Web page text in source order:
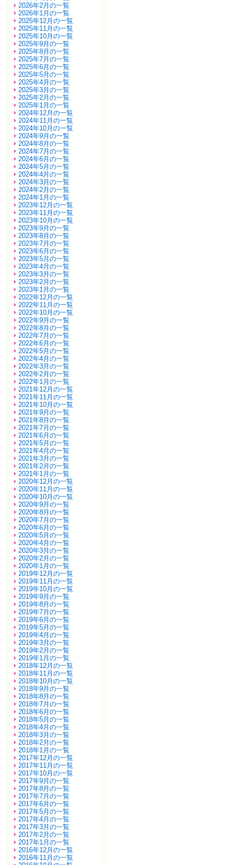
2026年2月の一覧
2026年1月の一覧
2025年12月の一覧
2025年11月の一覧
2025年10月の一覧
2025年9月の一覧
2025年8月の一覧
2025年7月の一覧
2025年6月の一覧
2025年5月の一覧
2025年4月の一覧
2025年3月の一覧
2025年2月の一覧
2025年1月の一覧
2024年12月の一覧
2024年11月の一覧
2024年10月の一覧
2024年9月の一覧
2024年8月の一覧
2024年7月の一覧
2024年6月の一覧
2024年5月の一覧
2024年4月の一覧
2024年3月の一覧
2024年2月の一覧
2024年1月の一覧
2023年12月の一覧
2023年11月の一覧
2023年10月の一覧
2023年9月の一覧
2023年8月の一覧
2023年7月の一覧
2023年6月の一覧
2023年5月の一覧
2023年4月の一覧
2023年3月の一覧
2023年2月の一覧
2023年1月の一覧
2022年12月の一覧
2022年11月の一覧
2022年10月の一覧
2022年9月の一覧
2022年8月の一覧
2022年7月の一覧
2022年6月の一覧
2022年5月の一覧
2022年4月の一覧
2022年3月の一覧
2022年2月の一覧
2022年1月の一覧
2021年12月の一覧
2021年11月の一覧
2021年10月の一覧
2021年9月の一覧
2021年8月の一覧
2021年7月の一覧
2021年6月の一覧
2021年5月の一覧
2021年4月の一覧
2021年3月の一覧
2021年2月の一覧
2021年1月の一覧
2020年12月の一覧
2020年11月の一覧
2020年10月の一覧
2020年9月の一覧
2020年8月の一覧
2020年7月の一覧
2020年6月の一覧
2020年5月の一覧
2020年4月の一覧
2020年3月の一覧
2020年2月の一覧
2020年1月の一覧
2019年12月の一覧
2019年11月の一覧
2019年10月の一覧
2019年9月の一覧
2019年8月の一覧
2019年7月の一覧
2019年6月の一覧
2019年5月の一覧
2019年4月の一覧
2019年3月の一覧
2019年2月の一覧
2019年1月の一覧
2018年12月の一覧
2018年11月の一覧
2018年10月の一覧
2018年9月の一覧
2018年8月の一覧
2018年7月の一覧
2018年6月の一覧
2018年5月の一覧
2018年4月の一覧
2018年3月の一覧
2018年2月の一覧
2018年1月の一覧
2017年12月の一覧
2017年11月の一覧
2017年10月の一覧
2017年9月の一覧
2017年8月の一覧
2017年7月の一覧
2017年6月の一覧
2017年5月の一覧
2017年4月の一覧
2017年3月の一覧
2017年2月の一覧
2017年1月の一覧
2016年12月の一覧
2016年11月の一覧